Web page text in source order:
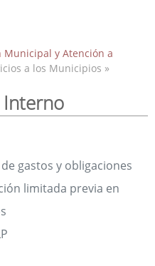
Municipal y Atención a
a los Municipios »
gastos y obligaciones
limitada previa en